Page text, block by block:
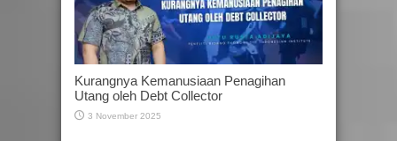
Kurangnya Kemanusiaan Penagihan
Utang oleh Debt Collector
3 November 2025